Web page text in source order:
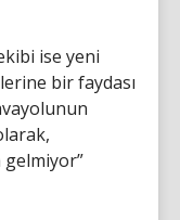
ise yeni
bir faydası
gelmiyor”